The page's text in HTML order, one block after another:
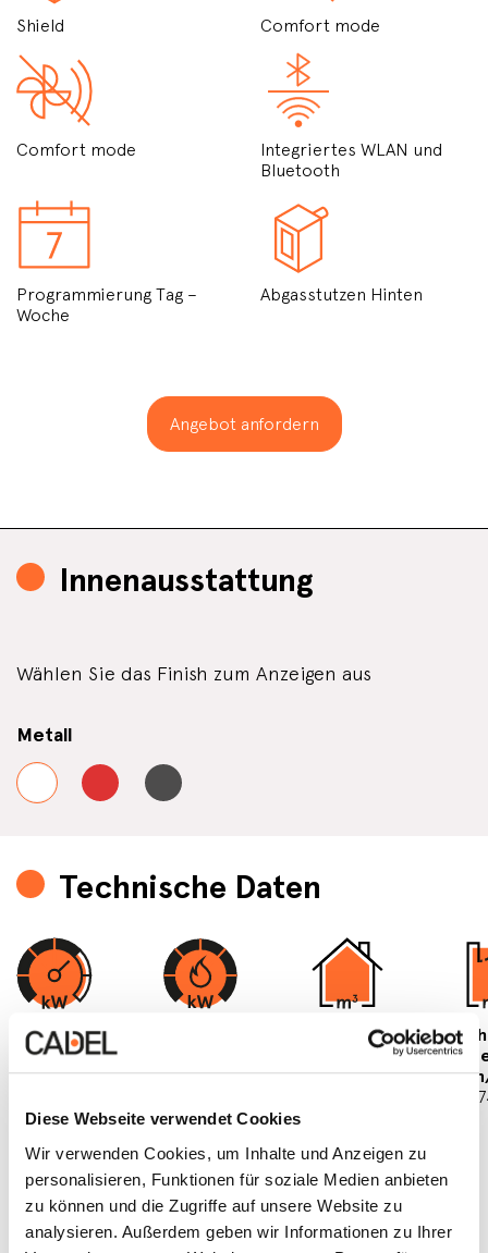
Diese Webseite verwendet Cookies
Wir verwenden Cookies, um Inhalte und Anzeigen zu
personalisieren, Funktionen für soziale Medien anbieten
zu können und die Zugriffe auf unsere Website zu
analysieren. Außerdem geben wir Informationen zu Ihrer
Shield Comfort mode
Comfort mode
Integriertes WLAN und
Bluetooth
Programmierung Tag –
Woche
Abgasstutzen Hinten
Angebot anfordern
Innenausstattung
Wählen Sie das Finish zum Anzeigen aus
Metall
Technische Daten
Nennleistung
7 kW
7,9 kW
Raumheizver-
min/max